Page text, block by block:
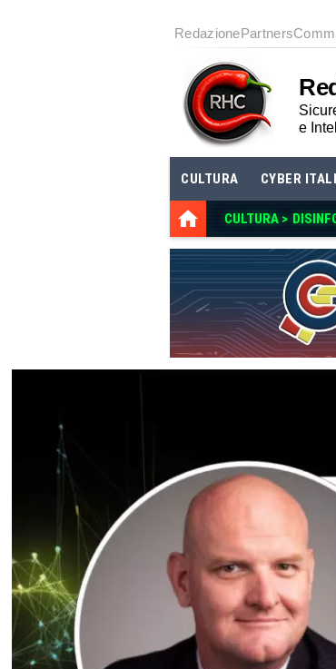
RedazionePartners
e
CULTURA CYBER
CULTURA >